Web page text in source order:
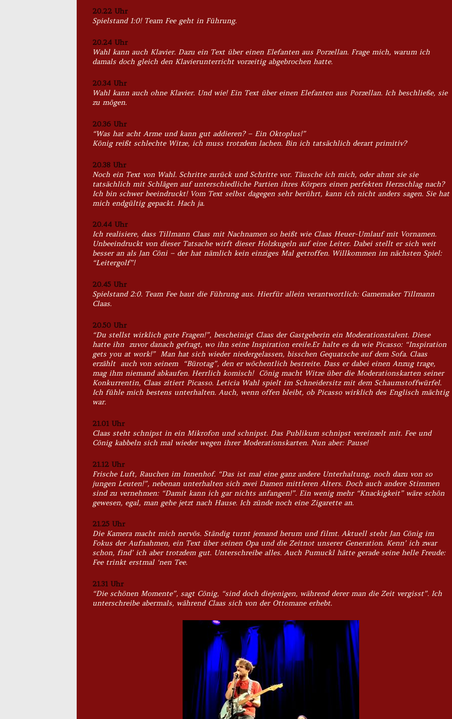
20.22 Uhr
Spielstand 1:0! Team Fee geht in Führung.
20.24 Uhr
Wahl kann auch Klavier. Dazu ein Text über einen Elefanten aus Porzellan. Frage mich, warum ich
damals doch gleich den Klavierunterricht vorzeitig abgebrochen hatte.
20.34 Uhr
Wahl kann auch ohne Klavier. Und wie! Ein Text über einen Elefanten aus Porzellan. Ich beschließe, sie
zu mögen.
20.36 Uhr
“Was hat acht Arme und kann gut addieren? – Ein Oktoplus!”
König reißt schlechte Witze, ich muss trotzdem lachen. Bin ich tatsächlich derart primitiv?
20.38 Uhr
Noch ein Text von Wahl. Schritte zurück und Schritte vor. Täusche ich mich, oder ahmt sie sie
tatsächlich mit Schlägen auf unterschiedliche Partien ihres Körpers einen perfekten Herzschlag nach?
Ich bin schwer beeindruckt! Vom Text selbst dagegen sehr berührt, kann ich nicht anders sagen. Sie hat
mich endgültig gepackt. Hach ja.
20.44 Uhr
Ich realisiere, dass Tillmann Claas mit Nachnamen so heißt wie Claas Heuer-Umlauf mit Vornamen.
Unbeeindruckt von dieser Tatsache wirft dieser Holzkugeln auf eine Leiter. Dabei stellt er sich weit
besser an als Jan Cöni – der hat nämlich kein einziges Mal getroffen. Willkommen im nächsten Spiel:
“Leitergolf”!
20.45 Uhr
Spielstand 2:0. Team Fee baut die Führung aus. Hierfür allein verantwortlich: Gamemaker Tillmann
Claas.
20.50 Uhr
“Du stellst wirklich gute Fragen!”, bescheinigt Claas der Gastgeberin ein Moderationstalent. Diese
hatte ihn zuvor danach gefragt, wo ihn seine Inspiration ereile.Er halte es da wie Picasso: “Inspiration
gets you at work!” Man hat sich wieder niedergelassen, bisschen Gequatsche auf dem Sofa. Claas
erzählt auch von seinem “Bürotag”, den er wöchentlich bestreite. Dass er dabei einen Anzug trage,
mag ihm niemand abkaufen. Herrlich komisch! Cönig macht Witze über die Moderationskarten seiner
Konkurrentin, Claas zitiert Picasso. Leticia Wahl spielt im Schneidersitz mit dem Schaumstoffwürfel.
Ich fühle mich bestens unterhalten. Auch, wenn offen bleibt, ob Picasso wirklich des Englisch mächtig
war.
21.01 Uhr
Claas steht schnipst in ein Mikrofon und schnipst. Das Publikum schnipst vereinzelt mit. Fee und
Cönig kabbeln sich mal wieder wegen ihrer Moderationskarten. Nun aber: Pause!
21.12 Uhr
Frische Luft, Rauchen im Innenhof. “Das ist mal eine ganz andere Unterhaltung, noch dazu von so
jungen Leuten!”, nebenan unterhalten sich zwei Damen mittleren Alters. Doch auch andere Stimmen
sind zu vernehmen: “Damit kann ich gar nichts anfangen!”. Ein wenig mehr “Knackigkeit” wäre schön
gewesen, egal, man gehe jetzt nach Hause. Ich zünde noch eine Zigarette an.
21.25 Uhr
Die Kamera macht mich nervös. Ständig turnt jemand herum und filmt. Aktuell steht Jan Cönig im
Fokus der Aufnahmen, ein Text über seinen Opa und die Zeitnot unserer Generation. Kenn’ ich zwar
schon, find’ ich aber trotzdem gut. Unterschreibe alles. Auch Pumuckl hätte gerade seine helle Freude:
Fee trinkt erstmal ‘nen Tee.
21.31 Uhr
“Die schönen Momente”, sagt Cönig, “sind doch diejenigen, während derer man die Zeit vergisst”. Ich
unterschreibe abermals, während Claas sich von der Ottomane erhebt.